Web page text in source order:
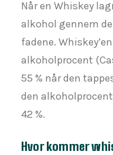
Når en Whiskey
alkohol gennem
fadene.
alkoholprocent
55 % når den
den
42 %.
Hvor kommer